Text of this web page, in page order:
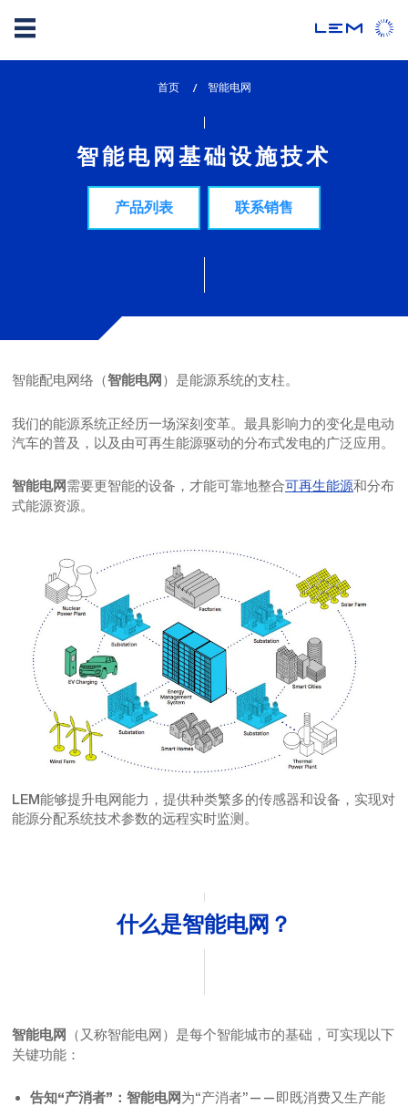
首页
lem_current_page
智能电网
智能电网基础设施技术
产品列表 联系销售
智能配电网络（智能电网 ）是能源系统的支柱。
我们的能源系统正经历一场深刻变革。最具影响力的变化是电动
汽车的普及，以及由可再生能源驱动的分布式发电的广泛应用。
智能电网 需要更智能的设备，才能可靠地整合可再生能源和分布
式能源资源。
LEM能够提升电网能力，提供种类繁多的传感器和设备，实现对
能源分配系统技术参数的远程实时监测。
什么是智能电网？
智能电网
（又称智能电网）是每个智能城市的基础，可实现以下
关键功能：
告知“产消者”：智能电网 为“产消者”——即既消费又生产能